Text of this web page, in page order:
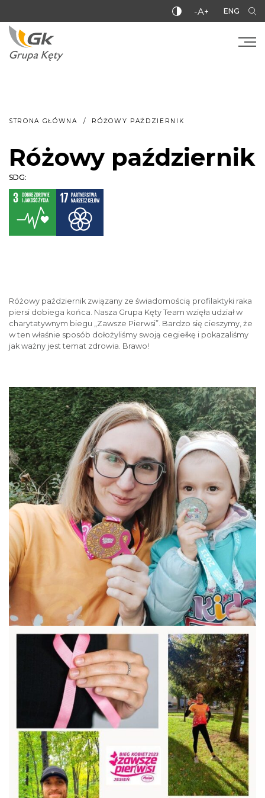
-A+ ENG
STRONA GŁÓWNA RÓŻOWY PAŹDZIERNIK
Różowy październik
SDG:
Różowy październik związany ze świadomością profilaktyki raka
piersi dobiega końca. Nasza Grupa Kęty Team wzięła udział w
charytatywnym biegu „Zawsze Pierwsi”. Bardzo się cieszymy, że
w ten właśnie sposób dołożyliśmy swoją cegiełkę i pokazaliśmy
jak ważny jest temat zdrowia. Brawo!